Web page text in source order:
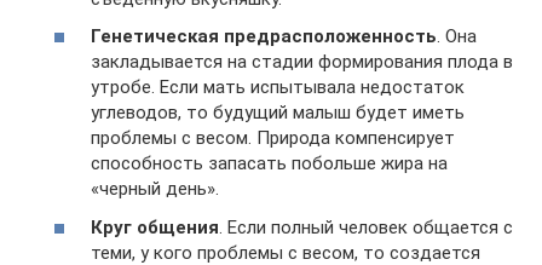
Генетическая предрасположенность. Она
закладывается на стадии формирования плода в
утробе. Если мать испытывала недостаток
углеводов, то будущий малыш будет иметь
проблемы с весом. Природа компенсирует
способность запасать побольше жира на
«черный день».
Круг общения . Если полный человек общается с
теми, у кого проблемы с весом, то создается